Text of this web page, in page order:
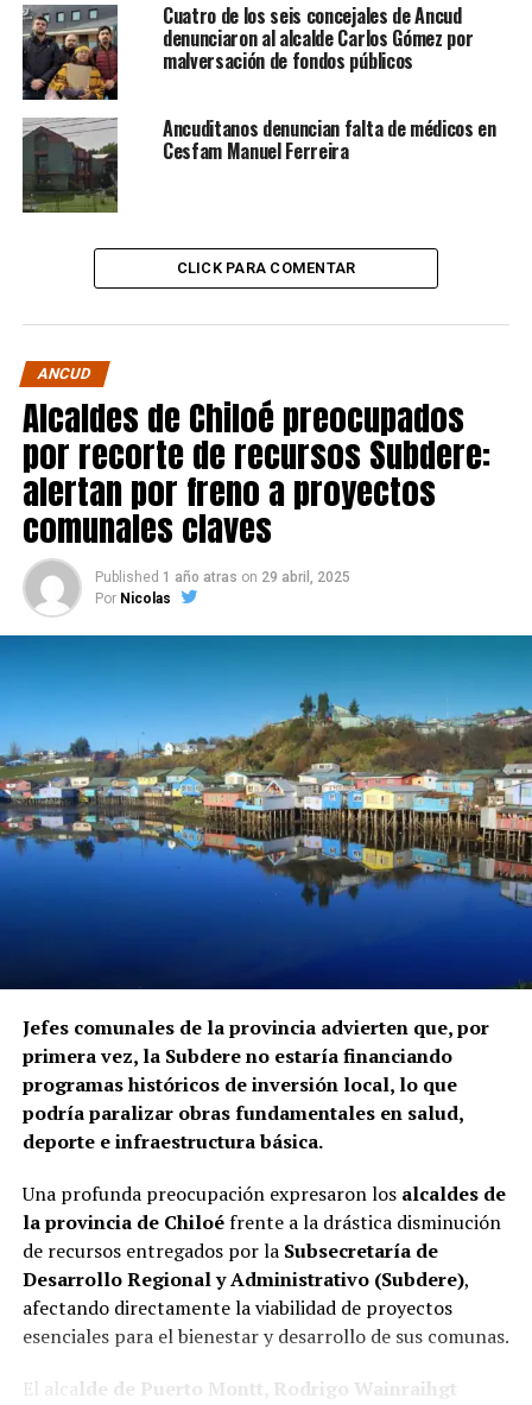
Cuatro de los seis concejales de Ancud
denunciaron al alcalde Carlos Gómez por
malversación de fondos públicos
Ancuditanos denuncian falta de médicos en
Cesfam Manuel Ferreira
CLICK PARA COMENTAR
ANCUD
Alcaldes de Chiloé preocupados
por recorte de recursos Subdere:
alertan por freno a proyectos
comunales claves
Published 1 año atras on 29 abril, 2025
Por Nicolas
Jefes comunales de la provincia advierten que, por
primera vez, la Subdere no estaría financiando
programas históricos de inversión local, lo que
podría paralizar obras fundamentales en salud,
deporte e infraestructura básica.
Una profunda preocupación expresaron los alcaldes de
la provincia de Chiloéfrente a la drástica disminución
de recursos entregados por la Subsecretaría de
Desarrollo Regional y Administrativo (Subdere),
afectando directamente la viabilidad de proyectos
esenciales para el bienestar y desarrollo de sus comunas.
El alca lde de Puerto Montt, Rodrigo Wainraihgt